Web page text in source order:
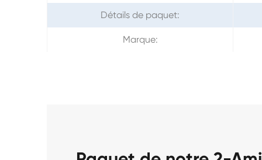
Détails de paquet:
Marque: